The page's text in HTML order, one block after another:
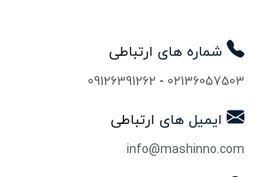
شماره های ارتباطی
02136057503
-
09126391262
ایمیل های ارتباطی
info@mashinno.com